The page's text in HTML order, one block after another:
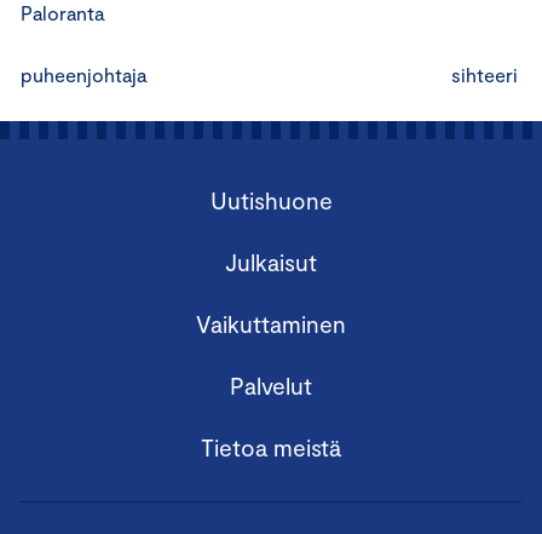
Paloranta
puheenjohtaja sihteeri
Uutishuone
Julkaisut
Vaikuttaminen
Palvelut
Tietoa meistä